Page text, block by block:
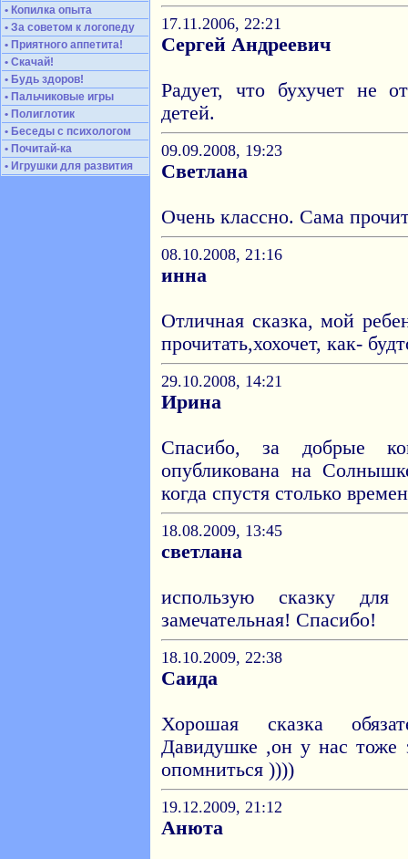
• Копилка опыта
• За советом к логопеду
• Приятного аппетита!
• Скачай!
• Будь здоров!
• Пальчиковые игры
• Полиглотик
• Беседы с психологом
• Почитай-ка
• Игрушки для развития
17.11.2006, 22:21
Сергей Андреевич
Радует, что бухучет не
детей.
09.09.2008, 19:23
Светлана
Очень классно. Сама
08.10.2008, 21:16
инна
Отличная сказка, мой
прочитать,хохочет, как-
29.10.2008, 14:21
Ирина
Спасибо, за добрые
опубликована на
когда спустя столько
18.08.2009, 13:45
светлана
использую сказку для
замечательная! Спасибо!
18.10.2009, 22:38
Саида
Хорошая сказка
Давидушке ,он у нас тоже
опомниться ))))
19.12.2009, 21:12
Анюта